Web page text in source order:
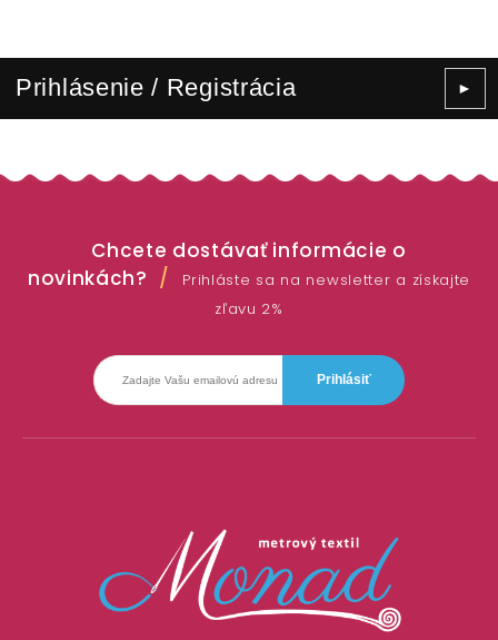
Prihlásenie / Registrácia ►
Chcete dostávať informácie o
novinkách?
Prihláste sa na newsletter a získajte
zľavu 2%